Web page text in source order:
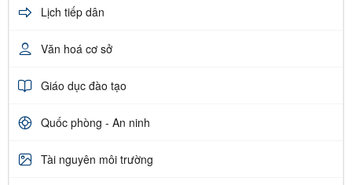
Lịch tiếp dân
Văn hoá cơ sở
Giáo dục đào tạo
Quốc phòng - An ninh
Tài nguyên môi trường